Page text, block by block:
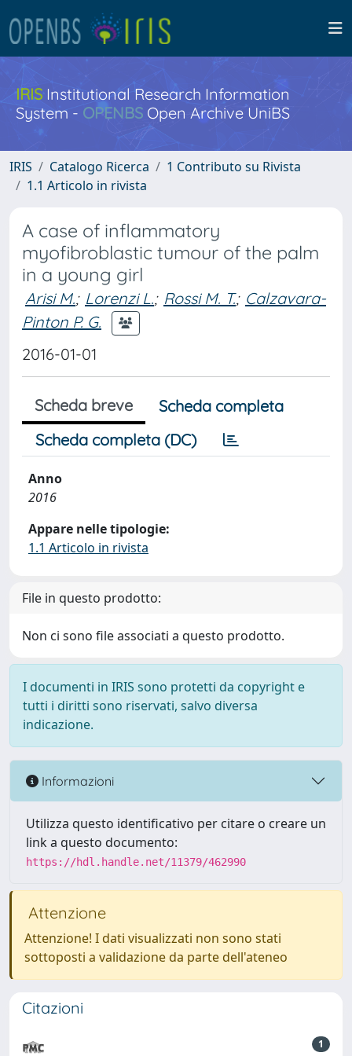
IRISInstitutional Research Information
System - OPENBS Open Archive UniBS
IRIS Catalogo Ricerca
1 Contributo su Rivista
1.1 Articolo in rivista
A case of inflammatory
myofibroblastic tumour of the palm
in a young girl
Arisi M.; Lorenzi L.; Rossi M. T.; Calzavara-
Pinton P. G.
2016-01-01
Scheda breve
Scheda completa
Scheda completa (DC)
Anno
2016
Appare nelle tipologie:
1.1 Articolo in rivista
File in questo prodotto:
Non ci sono file associati a questo prodotto.
I documenti in IRIS sono protetti da copyright e
tutti i diritti sono riservati, salvo diversa
indicazione.
Informazioni
Utilizza questo identificativo per citare o creare un
link a questo documento:
https://hdl.handle.net/11379/462990
Attenzione
Attenzione! I dati visualizzati non sono stati
sottoposti a validazione da parte dell'ateneo
Citazioni
1